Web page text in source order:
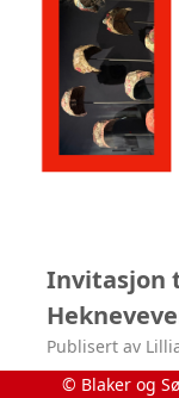
Invitasjon
Publisert av
© Blaker og